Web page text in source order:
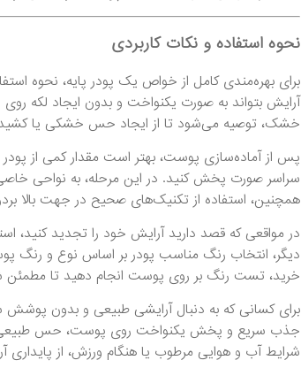
نحوه استفاده و نکات کاربردی
برای بهره‌مندی کامل از خواص یک پودر پایه، نحوه
آرایش بتواند به صورت یکنواخت و بدون ایجاد لکه
خشک، توصیه می‌شود تا از ایجاد حس خشکی یا
پس از آماده‌سازی پوست، بهتر است مقدار کمی از
سراسر صورت پخش کنید. در این مرحله، به نواحی
همچنین، استفاده از تکنیک‌های صحیح در جهت بالا
در مواقعی که قصد دارید آرایش خود را تجدید کنید،
دیگر، انتخاب رنگ مناسب پودر بر اساس نوع و رنگ
خرید، تست رنگ بر روی پوست انجام دهید تا
برای کسانی که به دنبال آرایشی طبیعی و بدون
جذب سریع و پخش یکنواخت روی پوست، حس طبیعی و
شرایط آب و هوایی مرطوب یا هنگام ورزش، از